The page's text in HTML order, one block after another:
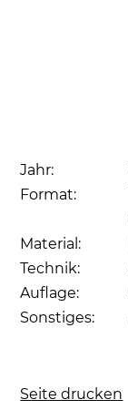
Jahr:
Format:
Material:
Technik:
Auflage:
Sonstiges:
Seite drucken